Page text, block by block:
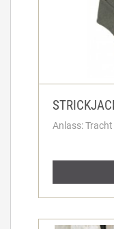
Anlass: Tracht